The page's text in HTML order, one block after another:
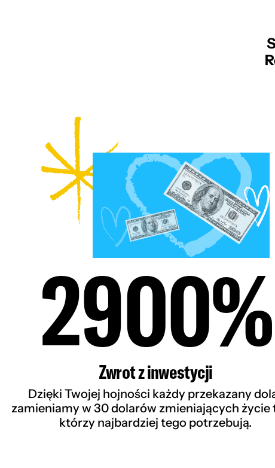
2900%
Zwrot z inwestycji
Dzięki Twojej hojności każdy przekazany
zamieniamy w 30 dolarów zmieniających życie
którzy najbardziej tego potrzebują.